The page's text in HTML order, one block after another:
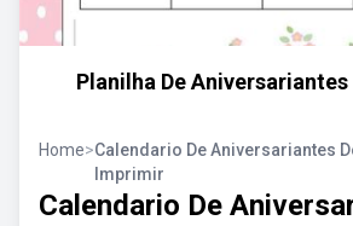
Planilha De Aniversariantes
Home>Calendario De Aniversariantes
Imprimir
Calendario De